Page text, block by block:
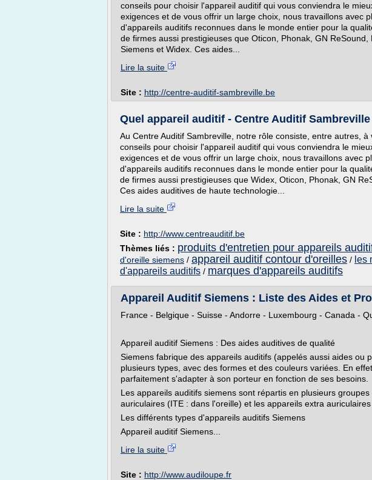
conseils pour choisir l'appareil auditif qui vous conviendra le
exigences et de vous offrir un large choix, nous travaillons avec
d'appareils auditifs reconnues dans le monde entier pour la
de firmes aussi prestigieuses que Oticon, Phonak, GN
Siemens et Widex. Ces aides...
Lire la suite
Site : http://centre-auditif-sambreville.be
Quel appareil auditif - Centre Auditif Sambreville
Au Centre Auditif Sambreville, notre rôle consiste, entre autres,
conseils pour choisir l'appareil auditif qui vous conviendra le
exigences et de vous offrir un large choix, nous travaillons avec
d'appareils auditifs reconnues dans le monde entier pour la
de firmes aussi prestigieuses que Widex, Oticon, Phonak, GN
Ces aides auditives de haute technologie...
Lire la suite
Site : http://www.centreauditif.be
Thèmes liés : produits d'entretien pour appareils
d'oreille siemens / appareil auditif contour d'oreilles / les
d'appareils auditifs / marques d'appareils auditifs
Appareil Auditif Siemens : Liste des Aides et
France - Belgique - Suisse - Andorre - Luxembourg - Canada -
Appareil auditif Siemens : Des aides auditives de qualité
Siemens fabrique des appareils auditifs (appelés aussi aides ou
plusieurs types, avec des formes et des couleurs variées. En
parfaitement s'adapter à son porteur en fonction de ses besoins.
Les appareils auditifs siemens sont répartis en plusieurs
auriculaires (ITE : dans l'oreille) et les appareils extra
Les différents types d'appareils auditifs Siemens
Appareil auditif Siemens...
Lire la suite
Site : http://www.audiloupe.fr